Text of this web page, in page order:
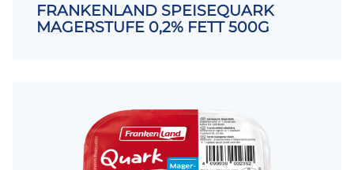
FRANKENLAND SPEISEQUARK
MAGERSTUFE 0,2% FETT 500G